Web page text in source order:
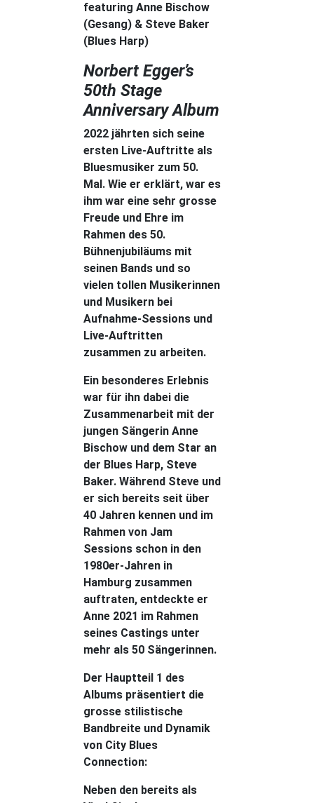
featuring Anne Bischow
(Gesang) & Steve Baker
(Blues Harp)
Norbert Egger’s
50th Stage
Anniversary Album
2022 jährten sich seine
ersten Live-Auftritte als
Bluesmusiker zum 50.
Mal. Wie er erklärt, war es
ihm war eine sehr grosse
Freude und Ehre im
Rahmen des 50.
Bühnenjubiläums mit
seinen Bands und so
vielen tollen Musikerinnen
und Musikern bei
Aufnahme-Sessions und
Live-Auftritten
zusammen zu arbeiten.
Ein besonderes Erlebnis
war für ihn dabei die
Zusammenarbeit mit der
jungen Sängerin Anne
Bischow und dem Star an
der Blues Harp, Steve
Baker. Während Steve und
er sich bereits seit über
40 Jahren kennen und im
Rahmen von Jam
Sessions schon in den
1980er-Jahren in
Hamburg zusammen
auftraten, entdeckte er
Anne 2021 im Rahmen
seines Castings unter
mehr als 50 Sängerinnen.
Der Hauptteil 1 des
Albums präsentiert die
grosse stilistische
Bandbreite und Dynamik
von City Blues
Connection:
Neben den bereits als